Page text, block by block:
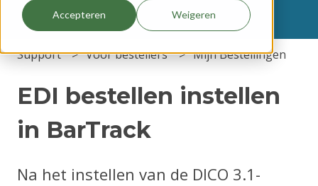
Accepteren Weigeren
Support Voor bestellers Mijn Bestellingen
EDI bestellen instellen
in BarTrack
Na het instellen van de DICO 3.1-